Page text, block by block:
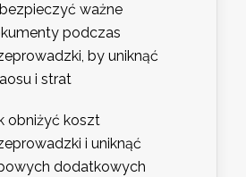
ważne
podczas
by uniknąć
i strat
obniżyć koszt
i uniknąć
dodatkowych